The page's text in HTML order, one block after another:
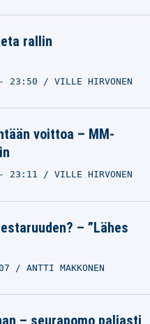
rallin
23:50 VILLE HIRVONEN
voittoa – MM-
23:11 VILLE HIRVONEN
– ”Lähes
ANTTI MAKKONEN
– seurapomo paljasti